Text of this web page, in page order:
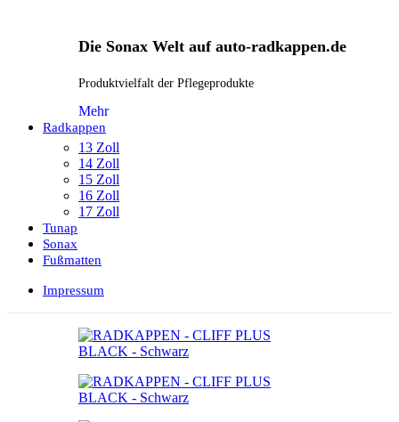
Die Sonax Welt auf auto-radkappen.de
Produktvielfalt der Pflegeprodukte
Mehr
Radkappen
13 Zoll
14 Zoll
15 Zoll
16 Zoll
17 Zoll
Tunap
Sonax
Fußmatten
Impressum